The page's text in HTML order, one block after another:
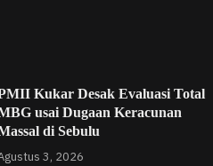
Kukar Desak Evaluasi Total
usai Dugaan Keracunan
di Sebulu
3, 2026